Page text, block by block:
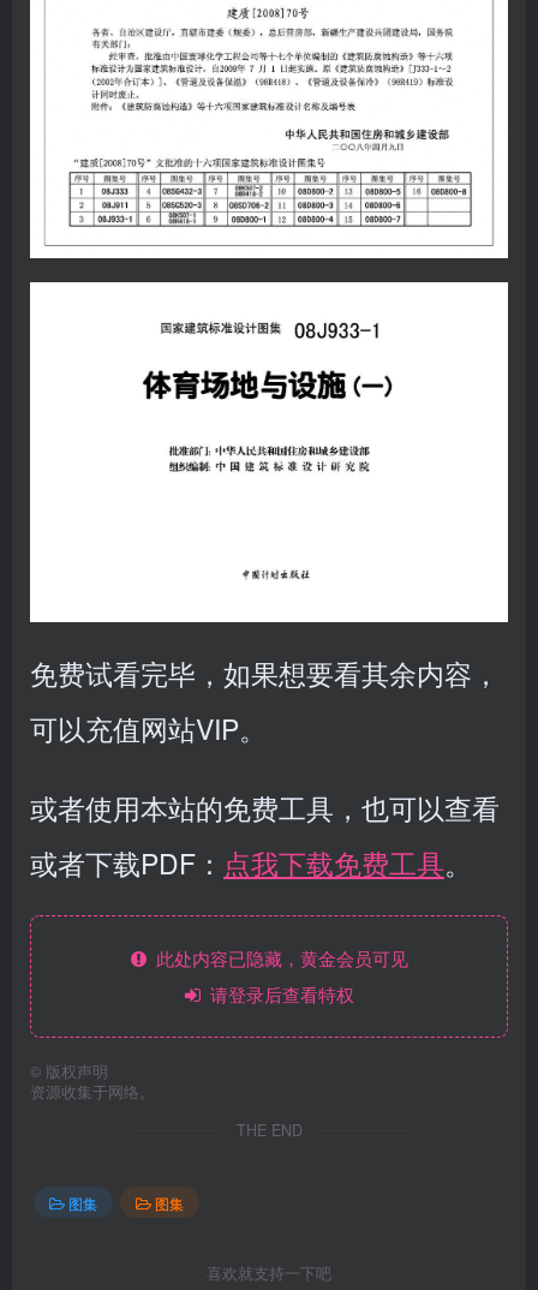
免费试看完毕，如果想要看其余内容，
可以充值网站VIP。
或者使用本站的免费工具，也可以查看
或者下载PDF： 点我下载免费工具。
此处内容已隐藏，黄金会员可见
请登录后查看特权
© 版权声明
资源收集于网络。
THE END
图集 图集
喜欢就支持一下吧